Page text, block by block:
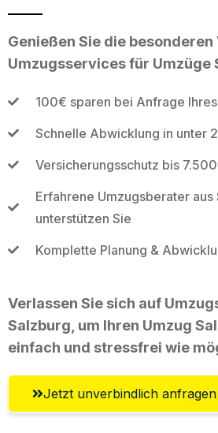
Genießen Sie die
Umzugsservices für Umzüge
100€ sparen bei Anfrage
Schnelle Abwicklung in unter
Versicherungsschutz bis
Erfahrene Umzugsberater aus
unterstützen Sie
Komplette Planung &
Verlassen Sie sich auf
Salzburg, um Ihren Umzug
einfach und stressfrei wie
Jetzt unverbindlich anfragen